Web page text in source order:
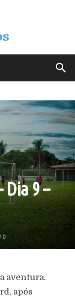
Dia 9 –
0
aventura.
após